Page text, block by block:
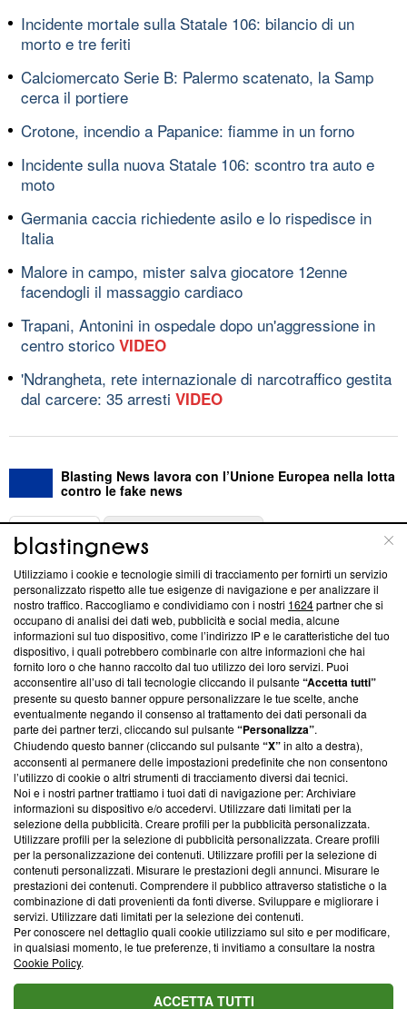
Incidente mortale sulla Statale 106: bilancio di un
morto e tre feriti
Calciomercato Serie B: Palermo scatenato, la Samp
cerca il portiere
Crotone, incendio a Papanice: fiamme in un forno
Incidente sulla nuova Statale 106: scontro tra auto e
moto
Germania caccia richiedente asilo e lo rispedisce in
Italia
Malore in campo, mister salva giocatore 12enne
facendogli il massaggio cardiaco
Trapani, Antonini in ospedale dopo un'aggressione in
centro storico VIDEO
'Ndrangheta, rete internazionale di narcotraffico gestita
dal carcere: 35 arresti VIDEO
Blasting News lavora con l’Unione Europea nella lotta
contro le fake news
ABOUT
Questa sezione offre informazioni trasparenti su Blasting
News, sui nostri processi editoriali e su come ci impegniamo a
creare news di qualità. Inoltre, afferma la nostra aderenza a
‘Trust Project - News with Integrity’Blasting News non è
ancora membro del programma, ma ha richiesto di farne
parte; Trust Project non ha ancora effettuato una verifica di
conformità agli standard.
Su di noi
Team editoriale
Corporate
Redazione
Informativa Privacy
Cookie Policy
Blasting SA, IDI CHE-247.845.224, Via Carlo Frasca, 3 - 6900
Lugano (Svizzera) Tel:+39 0690258937
© 2026 Blasting News
Utilizziamo i cookie e tecnologie simili di tracciamento per fornirti un servizio
personalizzato rispetto alle tue esigenze di navigazione e per analizzare il
nostro traffico. Raccogliamo e condividiamo con i nostri 1624partner che si
occupano di analisi dei dati web, pubblicità e social media, alcune
informazioni sul tuo dispositivo, come l’indirizzo IP e le caratteristiche del tuo
dispositivo, i quali potrebbero combinarle con altre informazioni che hai
fornito loro o che hanno raccolto dal tuo utilizzo dei loro servizi. Puoi
acconsentire all’uso di tali tecnologie cliccando il pulsante“Accetta tutti”
presente su questo banner oppure personalizzare le tue scelte, anche
eventualmente negando il consenso al trattamento dei dati personali da
parte dei partner terzi, cliccando sul pulsante“Personalizza”.
Chiudendo questo banner (cliccando sul pulsante“X”in alto a destra),
acconsenti al permanere delle impostazioni predefinite che non consentono
l’utilizzo di cookie o altri strumenti di tracciamento diversi dai tecnici.
Noi e i nostri partner trattiamo i tuoi dati di navigazione per: Archiviare
informazioni su dispositivo e/o accedervi. Utilizzare dati limitati per la
selezione della pubblicità. Creare profili per la pubblicità personalizzata.
Utilizzare profili per la selezione di pubblicità personalizzata. Creare profili
per la personalizzazione dei contenuti. Utilizzare profili per la selezione di
contenuti personalizzati. Misurare le prestazioni degli annunci. Misurare le
prestazioni dei contenuti. Comprendere il pubblico attraverso statistiche o la
combinazione di dati provenienti da fonti diverse. Sviluppare e migliorare i
servizi. Utilizzare dati limitati per la selezione dei contenuti.
Per conoscere nel dettaglio quali cookie utilizziamo sul sito e per modificare,
in qualsiasi momento, le tue preferenze, ti invitiamo a consultare la nostra
Cookie Policy.
ACCETTA TUTTI